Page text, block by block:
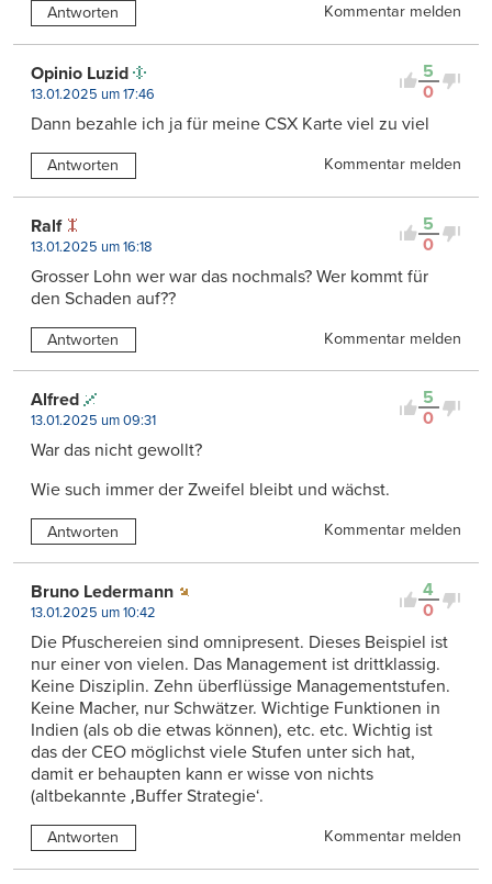
Antworten Kommentar melden
5
0
Opinio Luzid
13.01.2025 um 17:46
Dann bezahle ich ja für meine CSX Karte viel zu viel
Antworten Kommentar melden
5
0
Ralf
13.01.2025 um 16:18
Grosser Lohn wer war das nochmals? Wer kommt für
den Schaden auf??
Antworten Kommentar melden
5
0
Alfred
13.01.2025 um 09:31
War das nicht gewollt?
Wie such immer der Zweifel bleibt und wächst.
Antworten Kommentar melden
4
0
Bruno Ledermann
13.01.2025 um 10:42
Die Pfuschereien sind omnipresent. Dieses Beispiel ist
nur einer von vielen. Das Management ist drittklassig.
Keine Disziplin. Zehn überflüssige Managementstufen.
Keine Macher, nur Schwätzer. Wichtige Funktionen in
Indien (als ob die etwas können), etc. etc. Wichtig ist
das der CEO möglichst viele Stufen unter sich hat,
damit er behaupten kann er wisse von nichts
(altbekannte ‚Buffer Strategie‘.
Antworten Kommentar melden